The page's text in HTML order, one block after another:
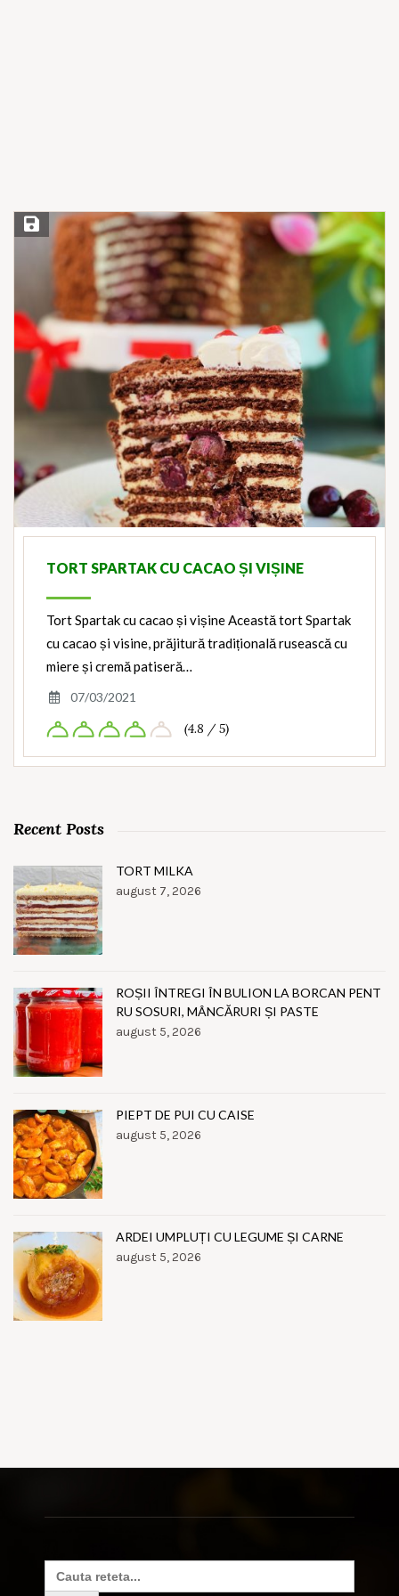
Save Recipe
TORT SPARTAK CU CACAO ȘI VIȘINE
Tort Spartak cu cacao și vișine Această tort Spartak
cu cacao și visine, prăjitură tradițională rusească cu
miere și cremă patiseră…
07/03/2021
(4.8 / 5)
Recent Posts
TORT MILKA
august 7, 2026
ROȘII ÎNTREGI ÎN BULION LA BORCAN PENT
RU SOSURI, MÂNCĂRURI ȘI PASTE
august 5, 2026
PIEPT DE PUI CU CAISE
august 5, 2026
ARDEI UMPLUȚI CU LEGUME ȘI CARNE
august 5, 2026
Search
for: